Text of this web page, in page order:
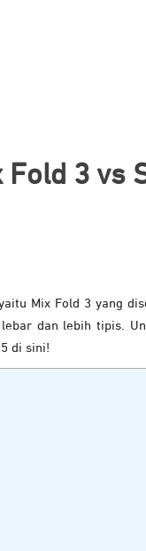
3 vs
Mix Fold 3 yang
dan lebih tipis.
di sini!